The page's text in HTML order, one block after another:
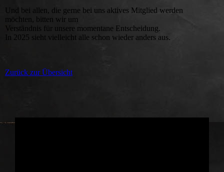
Und bei allen, die gerne bei uns aktives Mitglied werden
möchten, bitten wir um
Verständnis für unsere momentane Entscheidung.
In 2025 sieht vielleicht alle schon wieder anders aus.
Zurück zur Übersicht